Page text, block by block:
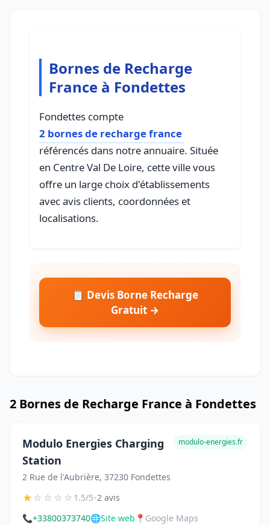
Bornes de Recharge
France à Fondettes
Fondettes compte
2 bornes de recharge france
référencés dans notre annuaire. Située
en Centre Val De Loire, cette ville vous
offre un large choix d'établissements
avec avis clients, coordonnées et
localisations.
📋 Devis Borne Recharge
Gratuit →
2 Bornes de Recharge France à Fondettes
Modulo Energies Charging
Station
2 Rue de l'Aubrière, 37230 Fondettes
modulo-energies.fr
★☆☆☆☆1.5/5•2 avis
📞+33800373740🌐Site web 📍 Google Maps